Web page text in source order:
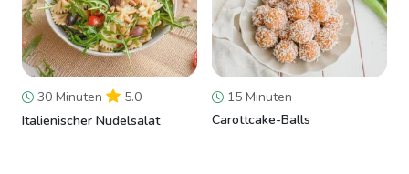
30 Minuten
5.0
Italienischer Nudelsalat
15 Minuten
Carottcake-Balls